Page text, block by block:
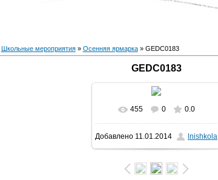
Школьные мероприятия» Осенняя ярмарка» GEDC0183
GEDC0183
В реальном размере
1600x1196/ 324.1Kb
455 0 0.0
Добавлено 11.01.2014 lnishkola